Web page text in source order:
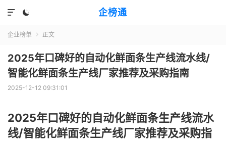
企榜通


企业榜单  正文
2025年口碑好的自动化鲜面条生产线流水线/
智能化鲜面条生产线厂家推荐及采购指南
2025-12-12 09:31:01
2025年口碑好的自动化鲜面条生产线流水
线/智能化鲜面条生产线厂家推荐及采购指